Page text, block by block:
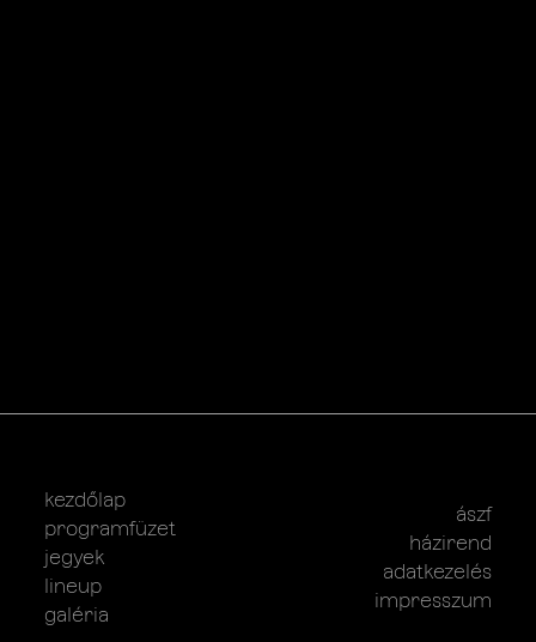
kezdőlap
programfüzet
jegyek
lineup
galéria
ászf
házirend
adatkezelés
impresszum